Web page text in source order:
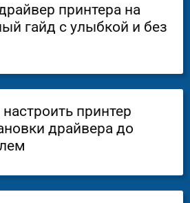
принтера на
гайд с улыбкой и без
принтер
драйвера до